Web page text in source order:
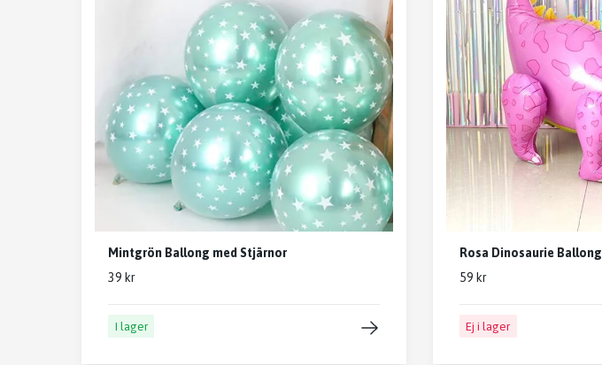
Mintgrön Ballong med Stjärnor
39 kr
I lager
Rosa Dinosaurie Ballong
59 kr
Ej i lager